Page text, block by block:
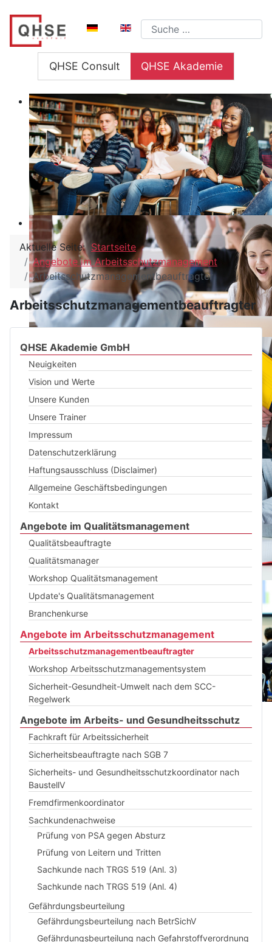
Sprache auswählen
Suchen
QHSE Consult QHSE Akademie
QHSE Akademie GmbH
Neuigkeiten
Vision und Werte
Unsere Kunden
Unsere Trainer
Impressum
Datenschutzerklärung
Haftungsausschluss (Disclaimer)
Allgemeine Geschäftsbedingungen
Kontakt
Angebote im Qualitätsmanagement
Qualitätsbeauftragte
Qualitätsmanager
Workshop Qualitätsmanagement
Update's Qualitätsmanagement
Branchenkurse
Angebote im Arbeitsschutzmanagement
Arbeitsschutzmanagementbeauftragter
Workshop Arbeitsschutzmanagementsystem
Sicherheit-Gesundheit-Umwelt nach dem SCC-
Regelwerk
Angebote im Arbeits- und Gesundheitsschutz
Fachkraft für Arbeitssicherheit
Sicherheitsbeauftragte nach SGB 7
Sicherheits- und Gesundheitsschutzkoordinator nach
BaustellV
Fremdfirmenkoordinator
Sachkundenachweise
Prüfung von PSA gegen Absturz
Prüfung von Leitern und Tritten
Sachkunde nach TRGS 519 (Anl. 3)
Sachkunde nach TRGS 519 (Anl. 4)
Gefährdungsbeurteilung
Gefährdungsbeurteilung nach BetrSichV
Gefährdungsbeurteilung nach Gefahrstoffverordnung
Aktuelle Seite: Startseite
Angebote im Arbeitsschutzmanagement
Arbeitsschutzmanagementbeauftragter
Arbeitsschutzmanagementbeauftragter